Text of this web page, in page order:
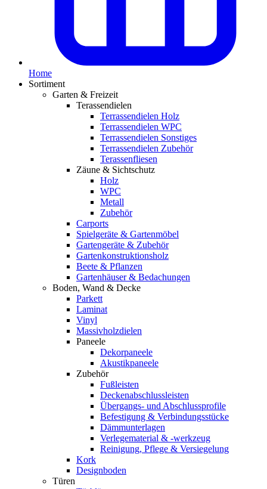
Home
Sortiment
Garten & Freizeit
Terassendielen
Terrassendielen Holz
Terrassendielen WPC
Terrassendielen Sonstiges
Terrassendielen Zubehör
Terassenfliesen
Zäune & Sichtschutz
Holz
WPC
Metall
Zubehör
Carports
Spielgeräte & Gartenmöbel
Gartengeräte & Zubehör
Gartenkonstruktionsholz
Beete & Pflanzen
Gartenhäuser & Bedachungen
Boden, Wand & Decke
Parkett
Laminat
Vinyl
Massivholzdielen
Paneele
Dekorpaneele
Akustikpaneele
Zubehör
Fußleisten
Deckenabschlussleisten
Übergangs- und Abschlussprofile
Befestigung & Verbindungsstücke
Dämmunterlagen
Verlegematerial & -werkzeug
Reinigung, Pflege & Versiegelung
Kork
Designboden
Türen